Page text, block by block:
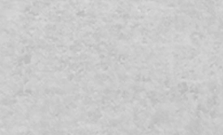
sobre a atualização da
concessão do auxílio-saúde
para servidores/as ativos/as e
inativos/as